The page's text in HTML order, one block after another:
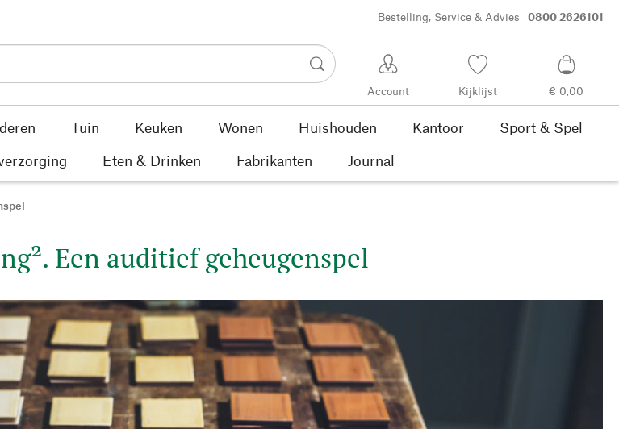
Bestelling, Service & Advies 0800 2626101
Account Kijklijst € 0,00
Tuin Keuken Wonen Huishouden Kantoor
Sport & Spel
Eten & Drinken Fabrikanten Journal
Een auditief geheugenspel